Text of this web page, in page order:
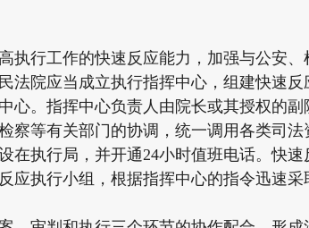
工作的快速反应能力，加强与公安、
法院应当成立执行指挥中心，组建快速反
心。指挥中心负责人由院长或其授权的副
察等有关部门的协调，统一调用各类司法
在执行局，并开通24小时值班电话。快
应执行小组，根据指挥中心的指令迅速采